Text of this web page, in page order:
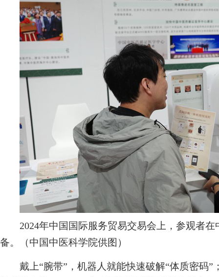
2024年中国国际服务贸易交易会上，参观者在
备。（中国中医科学院供图）
戴上“腕带”，机器人就能快速破解“体质密码”